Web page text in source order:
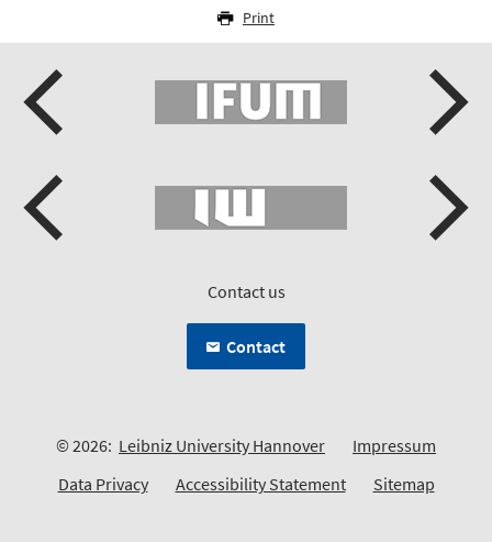
Print
Contact us
Contact
© 2026: Leibniz University Hannover
Impressum
Data Privacy
Accessibility Statement Sitemap